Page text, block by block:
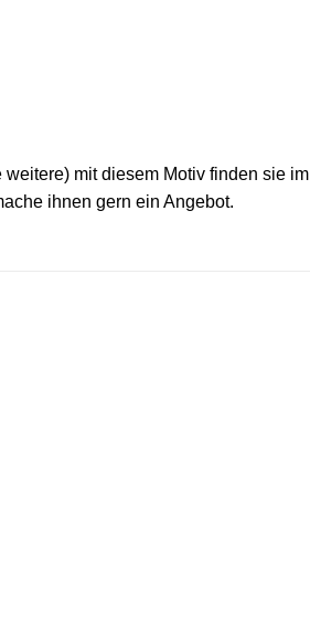
mit diesem Motiv finden sie im
ihnen gern ein Angebot.